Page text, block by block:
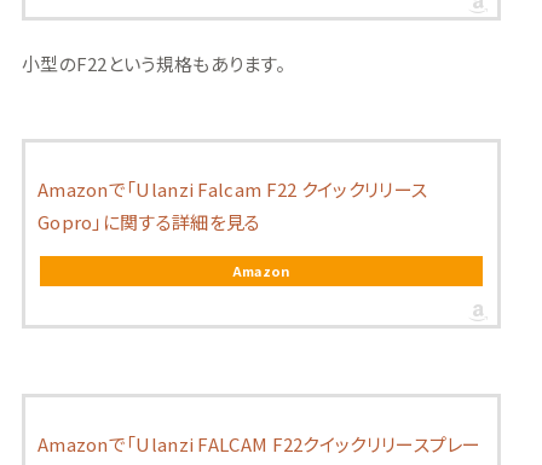
小型のF22という規格もあります。
Amazonで「Ulanzi Falcam F22 クイックリリース
Gopro」に関する詳細を見る
Amazon
Amazonで「Ulanzi FALCAM F22クイックリリースプレー